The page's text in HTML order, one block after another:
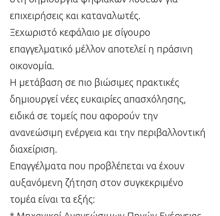
επιχειρήσεις και καταναλωτές.
Ξεχωριστό κεφάλαιο με σίγουρο
επαγγελματικό μέλλον αποτελεί η πράσινη
οικονομία.
Η μετάβαση σε πιο βιώσιμες πρακτικές
δημιουργεί νέες ευκαιρίες απασχόλησης,
ειδικά σε τομείς που αφορούν την
ανανεώσιμη ενέργεια και την περιβαλλοντική
διαχείριση.
Επαγγέλματα που προβλέπεται να έχουν
αυξανόμενη ζήτηση στον συγκεκριμένο
τομέα είναι τα εξής: